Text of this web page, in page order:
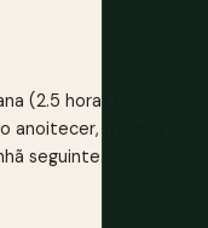
(2.5 horas).
anoitecer, frescos
seguinte.